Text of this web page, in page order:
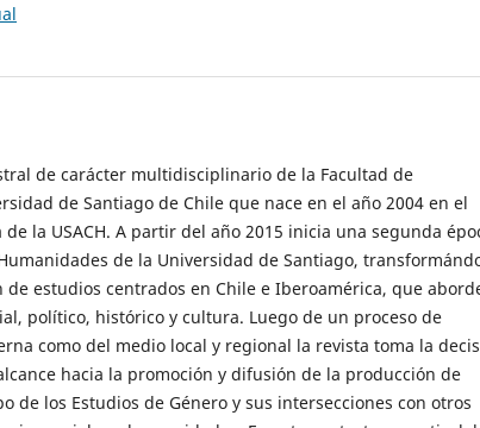
de carácter multidisciplinario de la Facultad de
de Santiago de Chile que nace en el año 2004 en el
la USACH. A partir del año 2015 inicia una segunda
de la Universidad de Santiago,
estudios centrados en Chile e Iberoamérica, que
político, histórico y cultura. Luego de un proceso de
como del medio local y regional la revista toma la
hacia la promoción y difusión de la producción de
de los Estudios de Género y sus intersecciones con otros